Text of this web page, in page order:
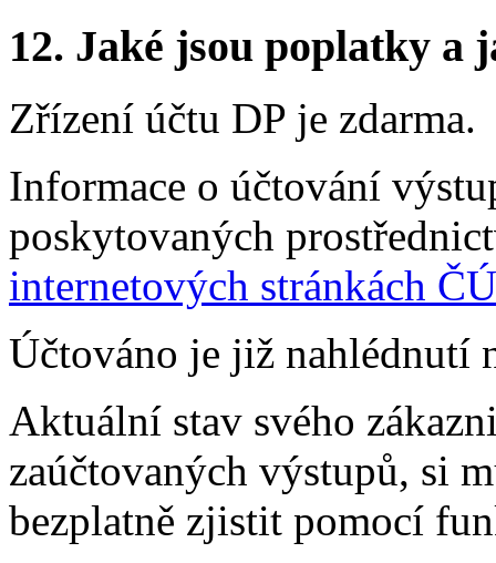
12. Jaké jsou poplatky a
Zřízení účtu DP je zdarma.
Informace o účtování
poskytovaných
internetových stránkách
Účtováno je již nahlédnutí
Aktuální stav svého
zaúčtovaných výstupů, si
bezplatně zjistit pomocí